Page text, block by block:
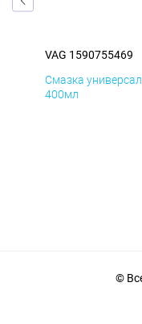
VAG 1590755469
Смазка
400мл
©